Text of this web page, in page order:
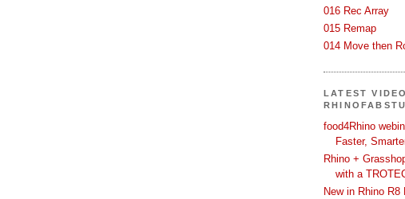
016 Rec Array
015 Remap
014 Move then
LATEST
food4Rhino
Faster,
Rhino +
with a
New in Rhino R8